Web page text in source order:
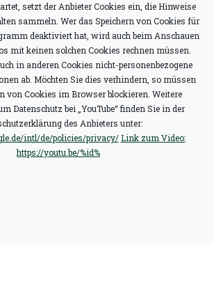
setzt der Anbieter Cookies ein, die Hinweise
sammeln. Wer das Speichern von Cookies für
deaktiviert hat, wird auch beim Anschauen
mit keinen solchen Cookies rechnen müssen.
in anderen Cookies nicht-personenbezogene
ab. Möchten Sie dies verhindern, so müssen
von Cookies im Browser blockieren. Weitere
Datenschutz bei „YouTube“ finden Sie in der
des Anbieters unter:
intl/de/policies/privacy/ Link zum Video:
https://youtu.be/%id%